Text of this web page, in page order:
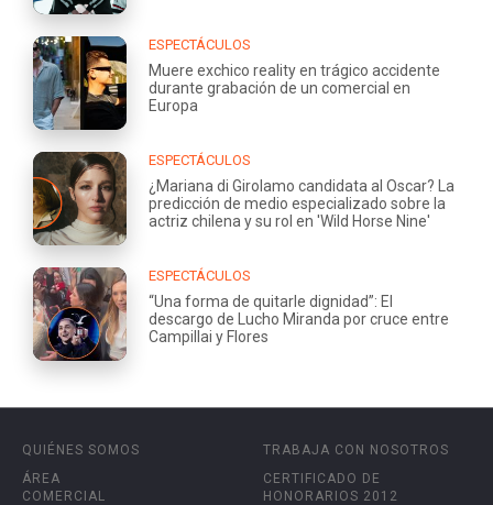
ESPECTÁCULOS
Muere exchico reality en trágico accidente
durante grabación de un comercial en
Europa
ESPECTÁCULOS
¿Mariana di Girolamo candidata al Oscar? La
predicción de medio especializado sobre la
actriz chilena y su rol en 'Wild Horse Nine'
ESPECTÁCULOS
“Una forma de quitarle dignidad”: El
descargo de Lucho Miranda por cruce entre
Campillai y Flores
QUIÉNES SOMOS
ÁREA
COMERCIAL
TRABAJA CON NOSOTROS
CERTIFICADO DE
HONORARIOS 2012